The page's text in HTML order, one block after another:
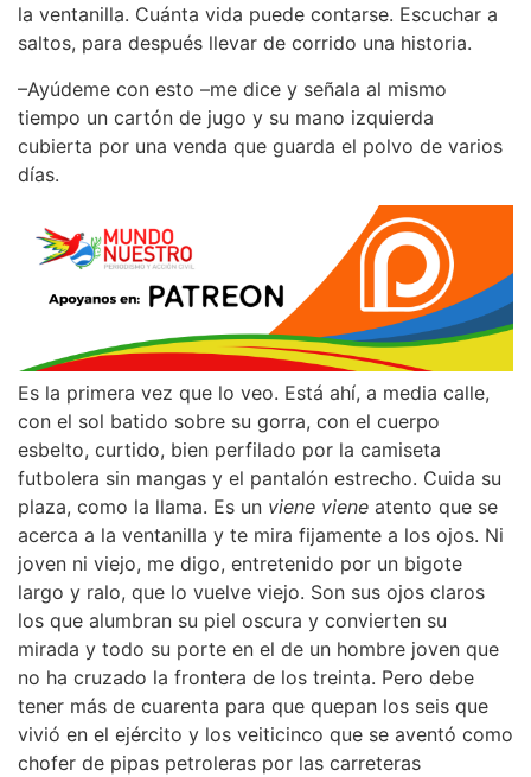
la ventanilla. Cuánta vida puede contarse. Escuchar a
saltos, para después llevar de corrido una historia.
–Ayúdeme con esto –me dice y señala al mismo
tiempo un cartón de jugo y su mano izquierda
cubierta por una venda que guarda el polvo de varios
días.
Es la primera vez que lo veo. Está ahí, a media calle,
con el sol batido sobre su gorra, con el cuerpo
esbelto, curtido, bien perfilado por la camiseta
futbolera sin mangas y el pantalón estrecho. Cuida su
plaza, como la llama. Es un viene viene atento que se
acerca a la ventanilla y te mira fijamente a los ojos. Ni
joven ni viejo, me digo, entretenido por un bigote
largo y ralo, que lo vuelve viejo. Son sus ojos claros
los que alumbran su piel oscura y convierten su
mirada y todo su porte en el de un hombre joven que
no ha cruzado la frontera de los treinta. Pero debe
tener más de cuarenta para que quepan los seis que
vivió en el ejército y los veiticinco que se aventó como
chofer de pipas petroleras por las carreteras